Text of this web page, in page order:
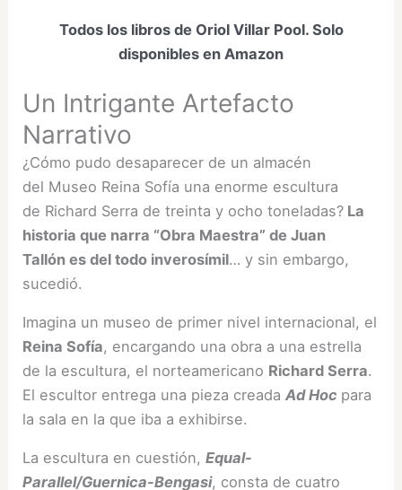
Todos los libros de Oriol Villar Pool. Solo
disponibles en Amazon
Un Intrigante Artefacto
Narrativo
¿Cómo pudo desaparecer de un almacén
del Museo Reina Sofía una enorme escultura
de Richard Serra de treinta y ocho toneladas? La
historia que narra “Obra Maestra” de Juan
Tallón es del todo inverosímil… y sin embargo,
sucedió.
Imagina un museo de primer nivel internacional, el
Reina Sofía, encargando una obra a una estrella
de la escultura, el norteamericano Richard Serra.
El escultor entrega una pieza creadaAd Hoc para
la sala en la que iba a exhibirse.
La escultura en cuestión,Equal-
Parallel/Guernica-Bengasi, consta de cuatro